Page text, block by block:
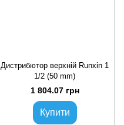
Дистрибютор верхній Runxin 1
1/2 (50 mm)
1 804.07 грн
Купити